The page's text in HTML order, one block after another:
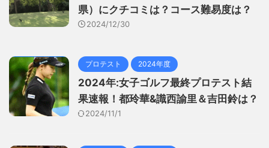
県）にクチコミは？コース難易度は？
2024/12/30
プロテスト 2024年度
2024年:女子ゴルフ最終プロテスト結
果速報！都玲華&識西諭里＆吉田鈴は？
2024/11/1